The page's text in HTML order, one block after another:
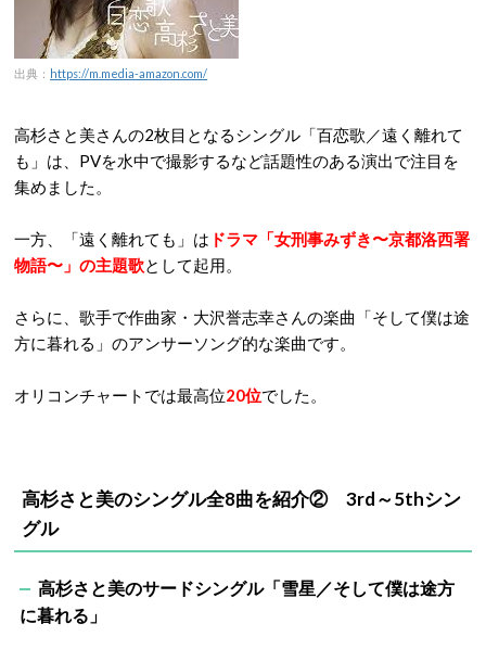
出典： https://m.media-amazon.com/
高杉さと美さんの2枚目となるシングル「百恋歌／遠く離れて
も」は、PVを水中で撮影するなど話題性のある演出で注目を
集めました。
一方、「遠く離れても」は ドラマ「女刑事みずき〜京都洛西署
物語〜」の主題歌として起用。
さらに、歌手で作曲家・大沢誉志幸さんの楽曲「そして僕は途
方に暮れる」のアンサーソング的な楽曲です。
オリコンチャートでは最高位20位でした。
高杉さと美のシングル全8曲を紹介② 3rd～5thシン
グル
高杉さと美のサードシングル「雪星／そして僕は途方
に暮れる」